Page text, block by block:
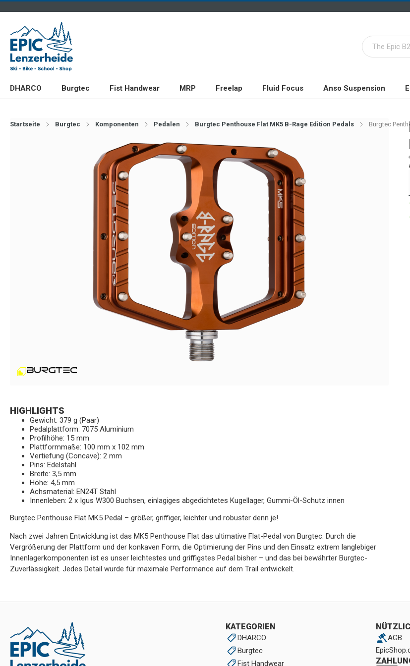
DHARCO Burgtec Fist Handwear MRP Freelap Fluid Focus Anso Suspension
Startseite Burgtec Komponenten Pedalen Burgtec Penthouse Flat MK5 B-Rage Edition Pedals Burgtec
HIGHLIGHTS
Gewicht: 379 g (Paar)
Pedalplattform: 7075 Aluminium
Profilhöhe: 15 mm
Plattformmaße: 100 mm x 102 mm
Vertiefung (Concave): 2 mm
Pins: Edelstahl
Breite: 3,5 mm
Höhe: 4,5 mm
Achsmaterial: EN24T Stahl
Innenleben: 2 x Igus W300 Buchsen, einlagiges abgedichtetes Kugellager, Gummi-Öl-Schutz innen
Burgtec Penthouse Flat MK5 Pedal – größer, griffiger, leichter und robuster denn je!
Nach zwei Jahren Entwicklung ist das MK5 Penthouse Flat das ultimative Flat-Pedal von Burgtec. Durch die
Vergrößerung der Plattform und der konkaven Form, die Optimierung der Pins und den Einsatz extrem langlebiger
Innenlagerkomponenten ist es unser leichtestes und griffigstes Pedal bisher – und das bei bewährter Burgtec-
Zuverlässigkeit. Jedes Detail wurde für maximale Performance auf dem Trail entwickelt.
KATEGORIEN
DHARCO
Burgtec
Fist Handwear
AGB